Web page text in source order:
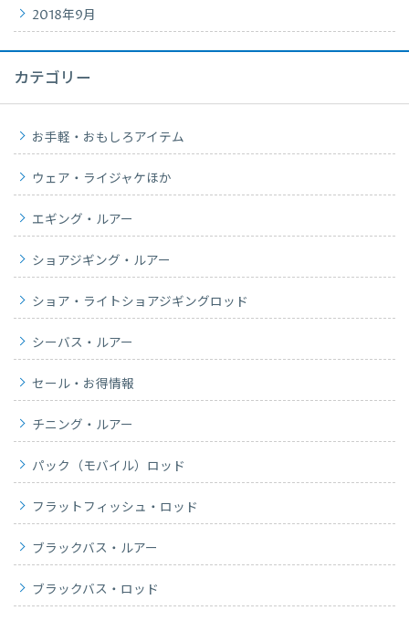
2018年9月
カテゴリー
お手軽・おもしろアイテム
ウェア・ライジャケほか
エギング・ルアー
ショアジギング・ルアー
ショア・ライトショアジギングロッド
シーバス・ルアー
セール・お得情報
チニング・ルアー
パック（モバイル）ロッド
フラットフィッシュ・ロッド
ブラックバス・ルアー
ブラックバス・ロッド